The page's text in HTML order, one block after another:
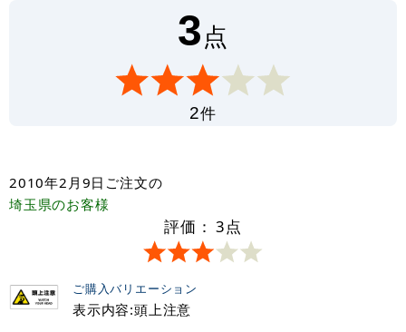
3点
2件
2010年2月9日 ご注文の
埼玉県のお客様
評価： 3点
ご購入バリエーション
表示内容:頭上注意